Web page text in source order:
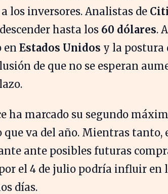
los inversores. Analistas de
hasta los 60 dólares.
en Estados Unidos y la postura
de que no se esperan
ha marcado su segundo
que va del año. Mientras tanto,
ante posibles futuras
el 4 de julio podría influir en
días.